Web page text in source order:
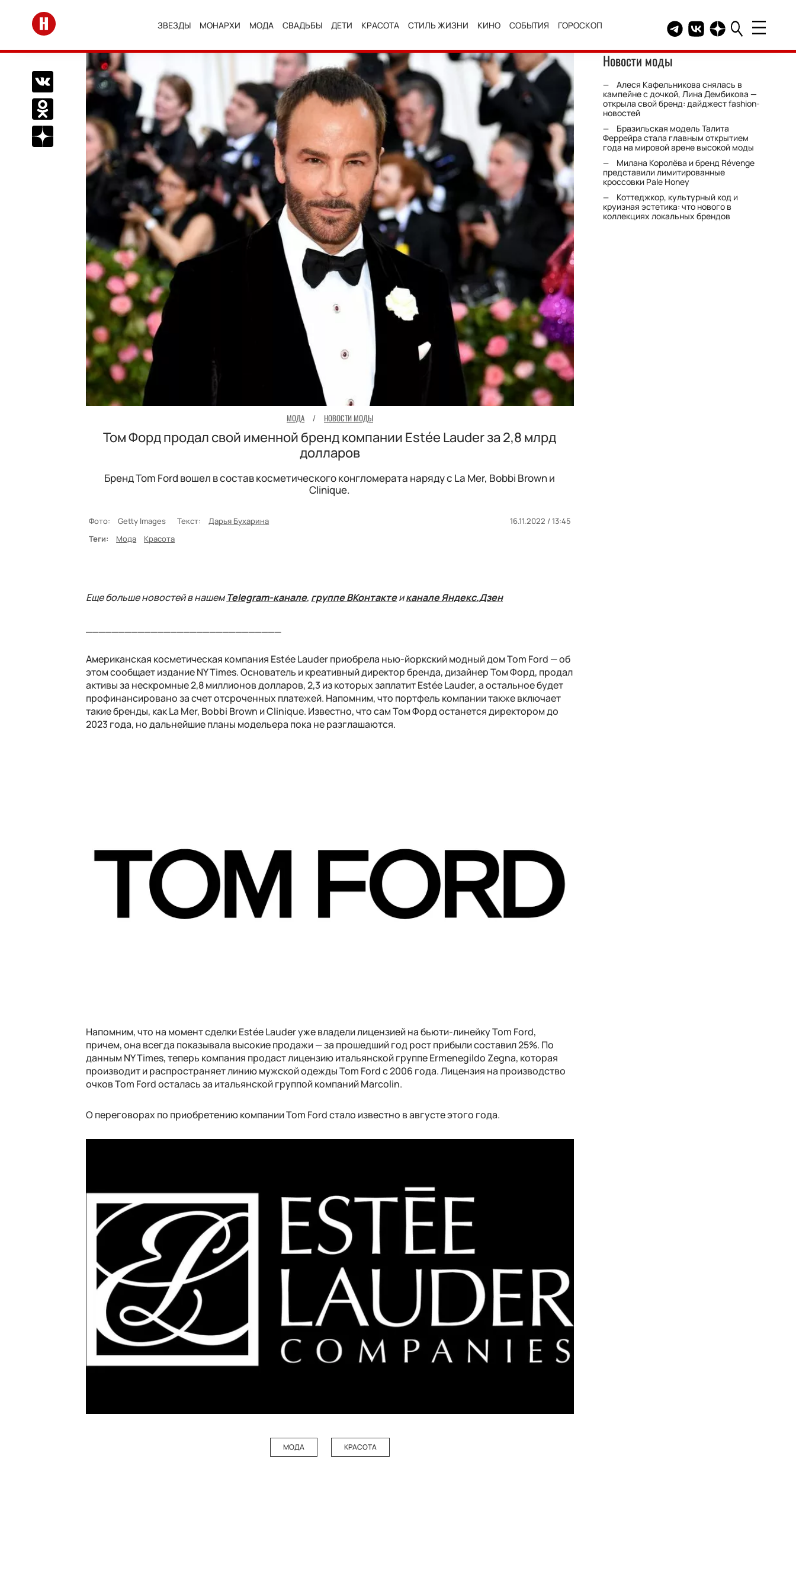
Перейти на главную
ЗВЕЗДЫ МОНАРХИ МОДА СВАДЬБЫ ДЕТИ КРАСОТА СТИЛЬ ЖИЗНИ КИНО СОБЫТИЯ ГОРОСКОП Telegram канал HELLO
Группа HELLO
Канал HELLO в
Поделиться Вконтакте
Поделиться в Одноклассниках
Подписаться на нас в Дзен
МОДА / НОВОСТИ МОДЫ
Том Форд продал свой именной бренд компании Estée Lauder за 2,8 млрд
долларов
Бренд Tom Ford вошел в состав косметического конгломерата наряду с La Mer, Bobbi Brown и
Clinique.
Фото: Getty Images Текст: Дарья Бухарина
16.11.2022 / 13:45
Теги:
Мода Красота
Еще больше новостей в нашемTelegram-канале, группе ВКонтактеиканале Яндекс.Дзен
Американская косметическая компания Estée Lauder приобрела нью-йоркский модный дом Tom Ford — об
этом сообщает издание NY Times. Основатель и креативный директор бренда, дизайнер Том Форд, продал
активы за нескромные 2,8 миллионов долларов, 2,3 из которых заплатит Estée Lauder, а остальное будет
профинансировано за счет отсроченных платежей. Напомним, что портфель компании также включает
такие бренды, как La Mer, Bobbi Brown и Clinique. Известно, что сам Том Форд останется директором до
2023 года, но дальнейшие планы модельера пока не разглашаются.
Напомним, что на момент сделки Estée Lauder уже владели лицензией на бьюти-линейку Tom Ford,
причем, она всегда показывала высокие продажи — за прошедший год рост прибыли составил 25%. По
данным NY Times, теперь компания продаст лицензию итальянской группе Ermenegildo Zegna, которая
производит и распространяет линию мужской одежды Tom Ford с 2006 года. Лицензия на производство
очков Tom Ford осталась за итальянской группой компаний Marcolin.
О переговорах по приобретению компании Tom Ford стало известно в августе этого года.
МОДА КРАСОТА
Новости моды
Алеся Кафельникова снялась в
кампейне с дочкой, Лина Дембикова —
открыла свой бренд: дайджест fashion-
новостей
Бразильская модель Талита
Феррейра стала главным открытием
года на мировой арене высокой моды
Милана Королёва и бренд Révenge
представили лимитированные
кроссовки Pale Honey
Коттеджкор, культурный код и
круизная эстетика: что нового в
коллекциях локальных брендов